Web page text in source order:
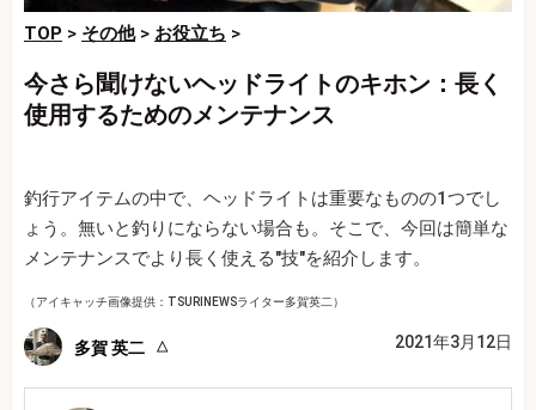
TOP > その他> お役立ち >
今さら聞けないヘッドライトのキホン：長く
使用するためのメンテナンス
釣行アイテムの中で、ヘッドライトは重要なものの1つでし
ょう。無いと釣りにならない場合も。そこで、今回は簡単な
メンテナンスでより長く使える"技"を紹介します。
（アイキャッチ画像提供：TSURINEWSライター多賀英二）
多賀 英二 2021年3月12日